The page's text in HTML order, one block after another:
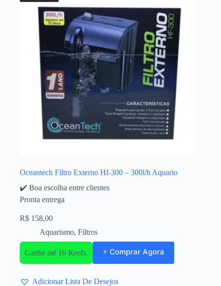
Oceantech Filtro Externo Hf-300 – 300l/h Aquario
✔️ Boa escolha entre clientes
Pronta entrega
R$ 158,00
Aquarismo, Filtros
Ganhe até 16 Reefs. ⚡ Comprar Agora
Adicionar Lista De Desejos